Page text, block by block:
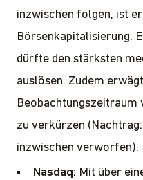
inzwischen folgen, ist
Börsenkapitalisierung.
dürfte den stärksten
auslösen. Zudem
zu verkürzen
inzwischen verworfen).
Nasdaq: Mit über